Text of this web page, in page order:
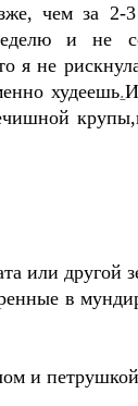
чем за 2-
и не
я не
худеешь.
или другой
в
и